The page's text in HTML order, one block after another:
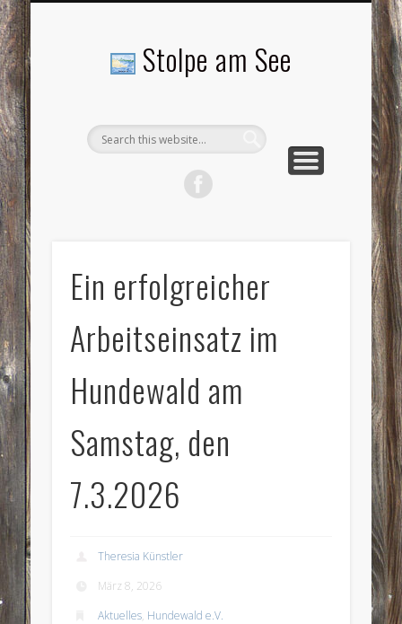
Stolpe am See
Ein erfolgreicher
Arbeitseinsatz im
Hundewald am
Samstag, den
7.3.2026
Theresia Künstler
März 8, 2026
Aktuelles, Hundewald e.V.